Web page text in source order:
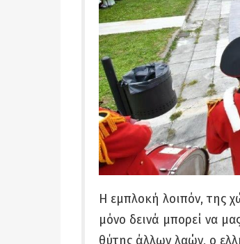
Η εμπλοκή λοιπόν, της
μόνο δεινά μπορεί να
θύτης άλλων λαών, ο